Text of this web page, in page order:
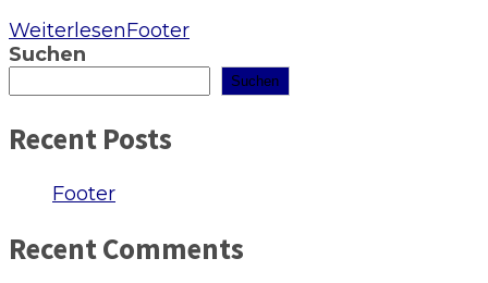
WeiterlesenFooter
Suchen
Suchen
Recent Posts
Footer
Recent Comments